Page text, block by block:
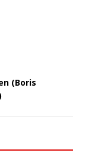
(Boris